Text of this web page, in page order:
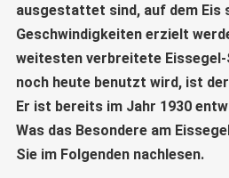
ausgestattet sind, auf dem Eis
Geschwindigkeiten erzielt
weitesten verbreitete
noch heute benutzt wird, ist
Er ist bereits im Jahr 1930
Was das Besondere am
Sie im Folgenden nachlesen.